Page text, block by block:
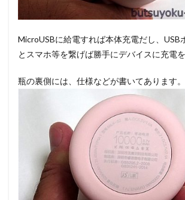
MicroUSBに給電すれば本体充電だし、USB
とスマホ等を繋げば勝手にデバイスに充電
瓶の裏側には、仕様などが書いてあります。